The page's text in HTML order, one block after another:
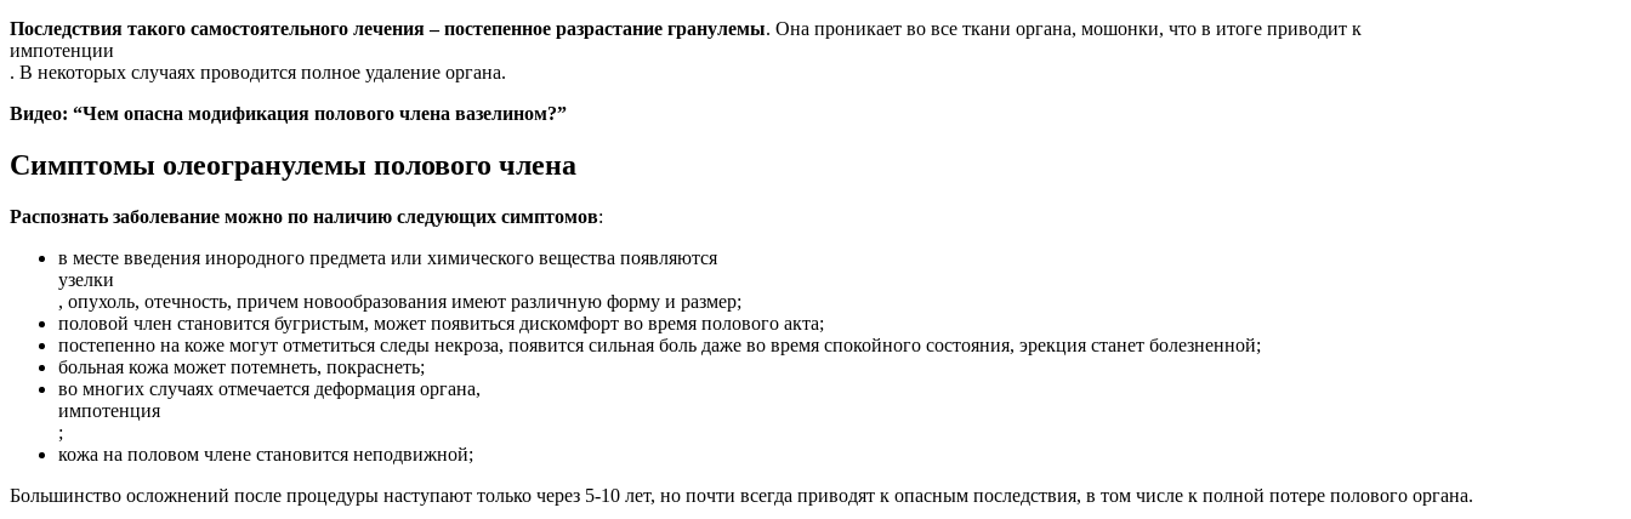
Последствия такого самостоятельного лечения – постепенное разрастание гранулемы. Она проникает во все ткани органа, мошонки, что в итоге приводит к
импотенции
. В некоторых случаях проводится полное удаление органа.
Видео: “Чем опасна модификация полового члена вазелином?”
Симптомы олеогранулемы полового члена
Распознать заболевание можно по наличию следующих симптомов:
в месте введения инородного предмета или химического вещества появляются
узелки
, опухоль, отечность, причем новообразования имеют различную форму и размер;
половой член становится бугристым, может появиться дискомфорт во время полового акта;
постепенно на коже могут отметиться следы некроза, появится сильная боль даже во время спокойного состояния, эрекция станет болезненной;
больная кожа может потемнеть, покраснеть;
во многих случаях отмечается деформация органа,
импотенция
;
кожа на половом члене становится неподвижной;
Большинство осложнений после процедуры наступают только через 5-10 лет, но почти всегда приводят к опасным последствия, в том числе к полной потере полового органа.